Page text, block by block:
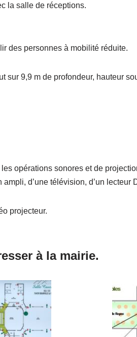
la salle de réceptions.
des personnes à mobilité réduite.
sur 9,9 m de profondeur, hauteur
opérations sonores et de
ampli, d’une télévision, d’un
projecteur.
à la mairie.